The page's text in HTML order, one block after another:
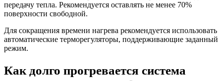
передачу тепла. Рекомендуется оставлять не менее 70%
поверхности свободной.
Для сокращения времени нагрева рекомендуется использовать
автоматические терморегуляторы, поддерживающие заданный
режим.
Как долго прогревается система